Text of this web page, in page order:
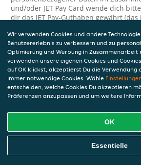
und/oder JET Pay Card wende dich
dir das JET Pay-Guthaben gewährt
erforderlich, da JET und die Person, die
gewährt, eine separate Verantwortung
und den Schutz deiner
Solltest du weitere Fragen oder
die Verarbeitung deiner
kontaktieren wir dich gerne. Wir
Tipps oder Vorschläge zur
JET nimmt den Schutz
und daher ergreifen wir angemessene
Wir verwenden Cookies und andere
Benutzererlebnis zu verbessern und zu
Optimierung und Werbung in Zusammenarbeit
verwenden unsere eigenen Cookies und
auf OK klickst, akzeptierst Du die Verwendung
immer notwendige Cookies. Wähle
entscheiden, welche Cookies Du akzeptieren
Präferenzen anzupassen und um weitere
OK
Essentielle